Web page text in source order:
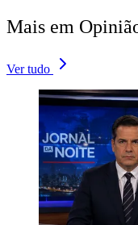
Mais em
Ver tudo